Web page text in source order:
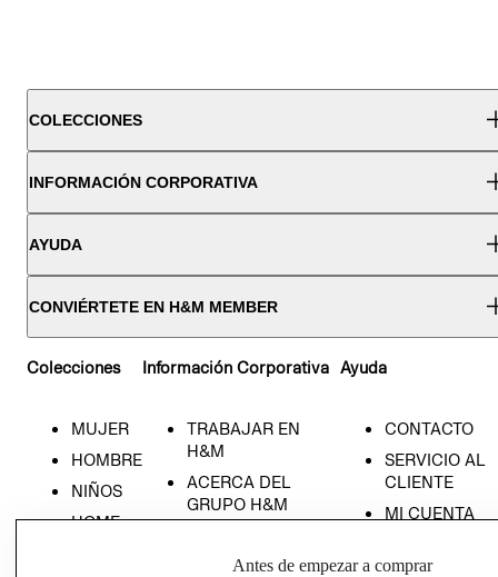
COLECCIONES
INFORMACIÓN CORPORATIVA
AYUDA
CONVIÉRTETE EN H&M MEMBER
Colecciones
MUJER
HOMBRE
NIÑOS
HOME
Información Corporativa
TRABAJAR EN
H&M
ACERCA DEL
GRUPO H&M
SOCIAL
Ayuda
CONTACTO
SERVICIO AL
CLIENTE
MI CUENTA
TIENDAS
Antes de empezar a comprar